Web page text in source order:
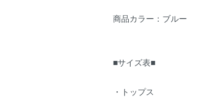
商品カラー：ブルー
■サイズ表■
・トップス